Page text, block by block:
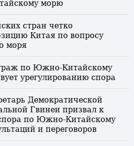
морю
стран четко
Китая по вопросу
моря
по Южно-Китайскому
урегулированию спора
Демократической
Гвинеи призвал к
по Южно-Китайскому
и переговоров